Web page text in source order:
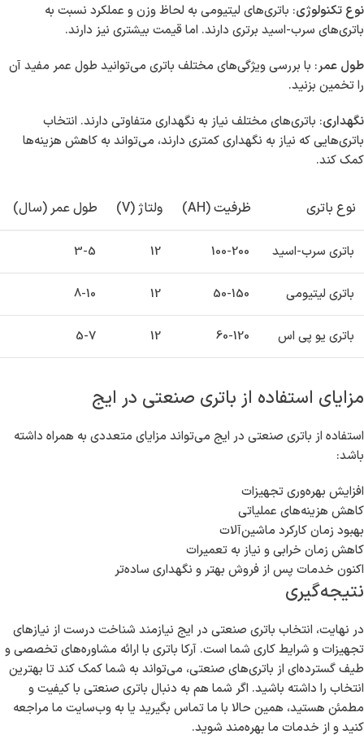
نوع تکنولوژی: باتری‌های لیتیومی به لحاظ وزن و عملکرد نسبت به
باتری‌های سرب-اسید برتری دارند. اما قیمت بیشتری نیز دارند.
طول عمر: با بررسی ویژگی‌های مختلف باتری می‌توانید طول عمر مفید آن
را تخمین بزنید.
نگهداری: باتری‌های مختلف نیاز به نگهداری متفاوتی دارند. انتخاب
باتری‌هایی که نیاز به نگهداری کمتری دارند، می‌تواند به کاهش هزینه‌ها
کمک کند.
نوع باتری ظرفیت (AH) ولتاژ (V) طول عمر (سال)
باتری سرب-اسید 100-200
12
3-5
باتری لیتیومی 50-150
12
8-10
باتری یو پی اس 60-120
12
5-7
مزایای استفاده از باتری صنعتی در ایج
استفاده از باتری صنعتی در ایج می‌تواند مزایای متعددی به همراه داشته
باشد:
افزایش بهره‌وری تجهیزات
کاهش هزینه‌های عملیاتی
بهبود زمان کارکرد ماشین‌آلات
کاهش زمان خرابی و نیاز به تعمیرات
اکنون خدمات پس از فروش بهتر و نگهداری ساده‌تر
نتیجه‌گیری
در نهایت، انتخاب باتری صنعتی در ایج نیازمند شناخت درست از نیازهای
تجهیزات و شرایط کاری شما است. آرکا باتری با ارائه مشاوره‌های تخصصی و
طیف گسترده‌ای از باتری‌های صنعتی، می‌تواند به شما کمک کند تا بهترین
انتخاب را داشته باشید. اگر شما هم به دنبال باتری صنعتی با کیفیت و
مطمئن هستید، همین حالا با ما تماس بگیرید یا به وب‌سایت ما مراجعه
کنید و از خدمات ما بهره‌مند شوید.